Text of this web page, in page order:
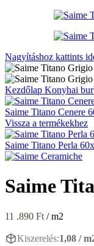
Nagyításhoz kattints
Kezdőlap Konyhai
Saime Titano Cenere
Vissza a termékekhez
Saime Titano Perla
Saime
11 .890 Ft / m2
Kiszerelés:1,08 /